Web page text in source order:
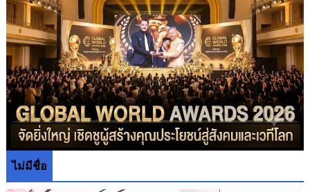
ไม่มีชื่อ